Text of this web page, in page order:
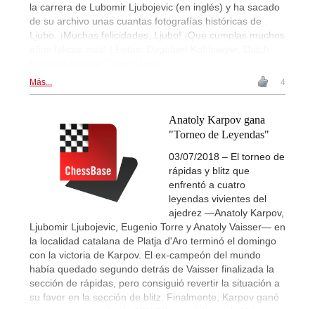
la carrera de Lubomir Ljubojevic (en inglés) y ha sacado
de su archivo unas cuantas fotografías históricas de
Ljubo. ¡Muchas felicidades, Ljubo! ¡Que cumplas muchos
Más... 4
Anatoly Karpov gana
"Torneo de Leyendas"
03/07/2018 – El torneo de
rápidas y blitz que
enfrentó a cuatro
leyendas vivientes del
ajedrez —Anatoly Karpov,
Ljubomir Ljubojevic, Eugenio Torre y Anatoly Vaisser— en
la localidad catalana de Platja d'Aro terminó el domingo
con la victoria de Karpov. El ex-campeón del mundo
había quedado segundo detrás de Vaisser finalizada la
sección de rápidas, pero consiguió revertir la situación a
su favor en la sección de blitz. Finalmente, Karpov ganó